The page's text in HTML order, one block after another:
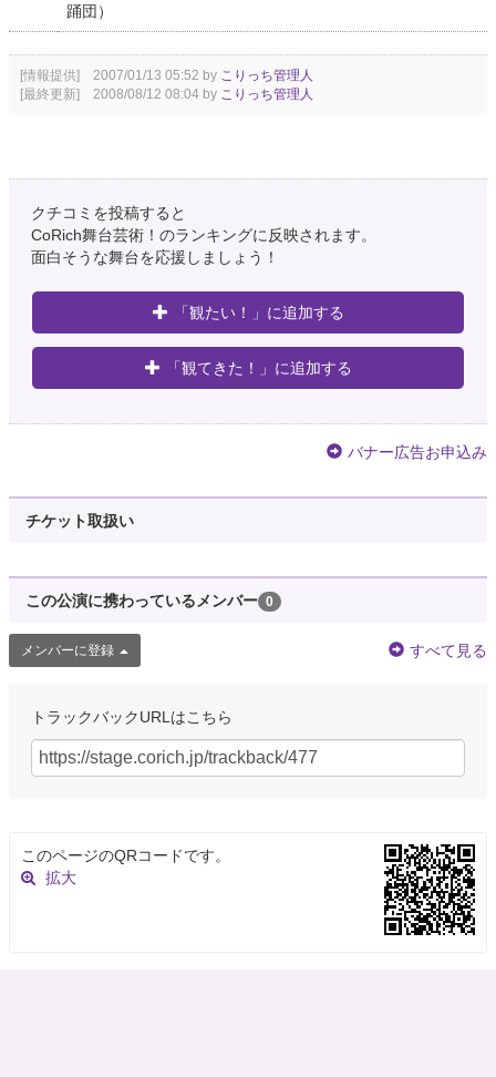
踊団）
[情報提供] 2007/01/13 05:52 by こりっち管理人
[最終更新] 2008/08/12 08:04 by こりっち管理人
クチコミを投稿すると
CoRich舞台芸術！のランキングに反映されます。
面白そうな舞台を応援しましょう！
「観たい！」に追加する
「観てきた！」に追加する
バナー広告お申込み
チケット取扱い
この公演に携わっているメンバー 0
メンバーに登録 すべて見る
トラックバックURLはこちら
このページのQRコードです。
拡大